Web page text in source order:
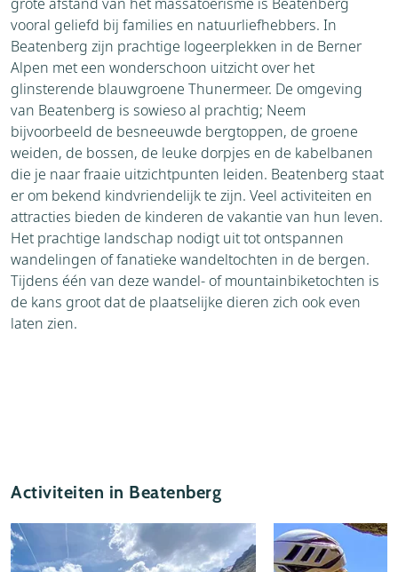
vooral geliefd bij families en natuurliefhebbers. In
Beatenberg zijn prachtige logeerplekken in de Berner
Alpen met een wonderschoon uitzicht over het
glinsterende blauwgroene Thunermeer. De omgeving
van Beatenberg is sowieso al prachtig; Neem
bijvoorbeeld de besneeuwde bergtoppen, de groene
weiden, de bossen, de leuke dorpjes en de kabelbanen
die je naar fraaie uitzichtpunten leiden. Beatenberg staat
er om bekend kindvriendelijk te zijn. Veel activiteiten en
attracties bieden de kinderen de vakantie van hun leven.
Het prachtige landschap nodigt uit tot ontspannen
wandelingen of fanatieke wandeltochten in de bergen.
Tijdens één van deze wandel- of mountainbiketochten is
de kans groot dat de plaatselijke dieren zich ook even
laten zien.
Activiteiten in Beatenberg